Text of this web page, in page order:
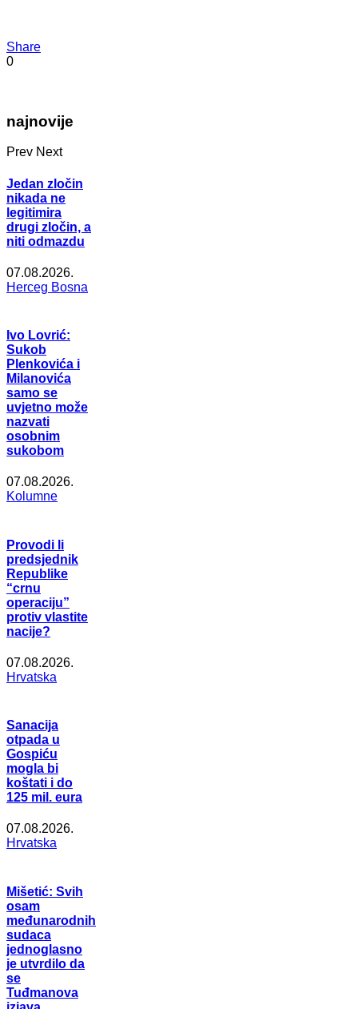
Share
0
najnovije
Prev Next
Jedan zločin
nikada ne
legitimira
drugi zločin, a
niti odmazdu
07.08.2026.
Herceg Bosna
Ivo Lovrić:
Sukob
Plenkovića i
Milanovića
samo se
uvjetno može
nazvati
osobnim
sukobom
07.08.2026.
Kolumne
Provodi li
predsjednik
Republike
“crnu
operaciju”
protiv vlastite
nacije?
07.08.2026.
Hrvatska
Sanacija
otpada u
Gospiću
mogla bi
koštati i do
125 mil. eura
07.08.2026.
Hrvatska
Mišetić: Svih
osam
međunarodnih
sudaca
jednoglasno
je utvrdilo da
se
Tuđmanova